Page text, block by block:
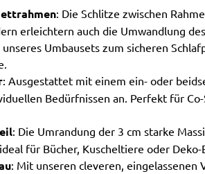
: Die Schlitze zwischen
erleichtern auch die Umwandlung
Umbausets zum sicheren
: Ausgestattet mit einem ein- oder
Bedürfnissen an. Perfekt für
: Die Umrandung der 3 cm starke
für Bücher, Kuscheltiere oder Deko-
: Mit unseren cleveren, eingelassenen